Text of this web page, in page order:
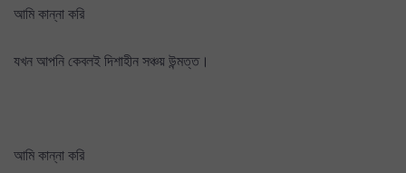
আমি কান্না করি
যখন আপনি কেবলই দিশাহীন সঞ্চয় উন্মত্ত।
আমি কান্না করি